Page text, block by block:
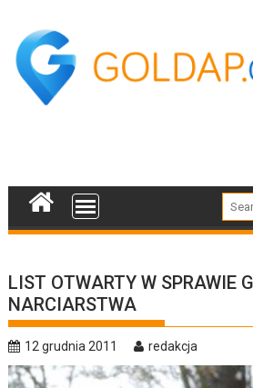
content
LIST OTWARTY W SPRAWIE
NARCIARSTWA
12 grudnia 2011 redakcja